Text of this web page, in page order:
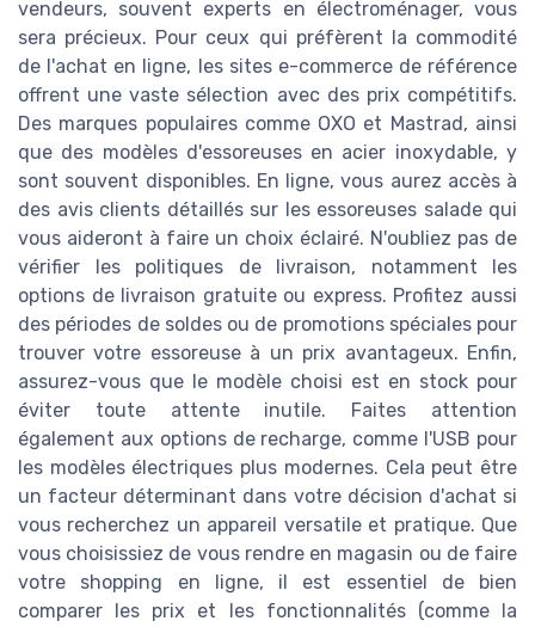
vendeurs, souvent experts en électroménager, vous
sera précieux. Pour ceux qui préfèrent la commodité
de l'achat en ligne, les sites e-commerce de référence
offrent une vaste sélection avec des prix compétitifs.
Des marques populaires comme OXO et Mastrad, ainsi
que des modèles d'essoreuses en acier inoxydable, y
sont souvent disponibles. En ligne, vous aurez accès à
des avis clients détaillés sur les essoreuses salade qui
vous aideront à faire un choix éclairé. N'oubliez pas de
vérifier les politiques de livraison, notamment les
options de livraison gratuite ou express. Profitez aussi
des périodes de soldes ou de promotions spéciales pour
trouver votre essoreuse à un prix avantageux. Enfin,
assurez-vous que le modèle choisi est en stock pour
éviter toute attente inutile. Faites attention
également aux options de recharge, comme l'USB pour
les modèles électriques plus modernes. Cela peut être
un facteur déterminant dans votre décision d'achat si
vous recherchez un appareil versatile et pratique. Que
vous choisissiez de vous rendre en magasin ou de faire
votre shopping en ligne, il est essentiel de bien
comparer les prix et les fonctionnalités (comme la